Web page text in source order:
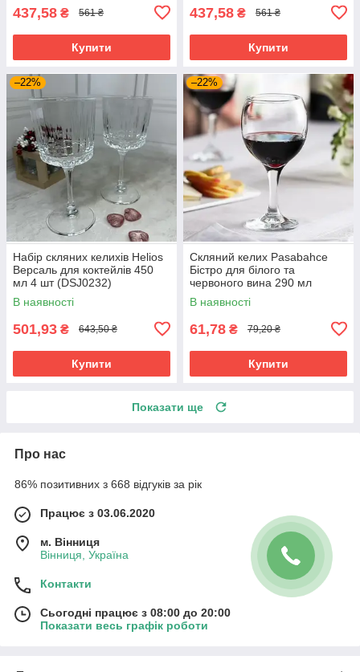
437,58 ₴ 561 ₴
Купити
437,58 ₴ 561 ₴
Купити
–22%
Набір скляних келихів Helios
Версаль для коктейлів 450
мл 4 шт (DSJ0232)
В наявності
501,93 ₴ 643,50 ₴
Купити
–22%
Скляний келих Pasabahce
Бістро для білого та
червоного вина 290 мл
(44411/sl)
В наявності
61,78 ₴ 79,20 ₴
Купити
Показати ще
Про нас
86% позитивних з 668 відгуків за рік
Працює з 03.06.2020
м. Вінниця
Вінниця, Україна
Контакти
Сьогодні працює з 08:00 до 20:00
Показати весь графік роботи